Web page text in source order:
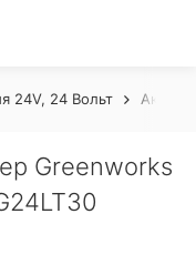
24V, 24 Вольт
Greenworks